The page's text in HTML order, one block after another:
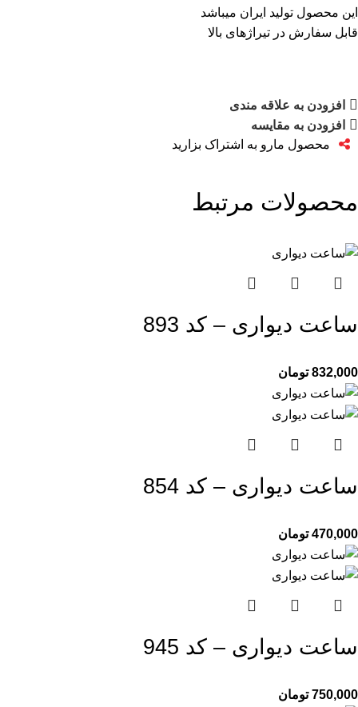
این محصول تولید ایران میباشد
قابل سفارش در تیراژهای بالا
افزودن به علاقه مندی
افزودن به مقایسه
محصول مارو به اشتراک بزارید
محصولات مرتبط
ساعت دیواری – کد 893
832,000 تومان
ساعت دیواری – کد 854
470,000 تومان
ساعت دیواری – کد 945
750,000 تومان